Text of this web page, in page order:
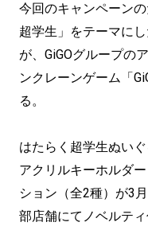
今回のキャンペーン
超学生」をテーマに
が、GiGOグループの
ンクレーンゲーム「
る。
はたらく超学生ぬい
アクリルキーホルダ
ション（全2種）が3
部店舗にてノベルテ